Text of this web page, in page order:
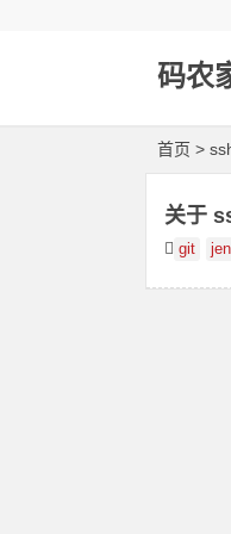
码农
首页 >
关于
git